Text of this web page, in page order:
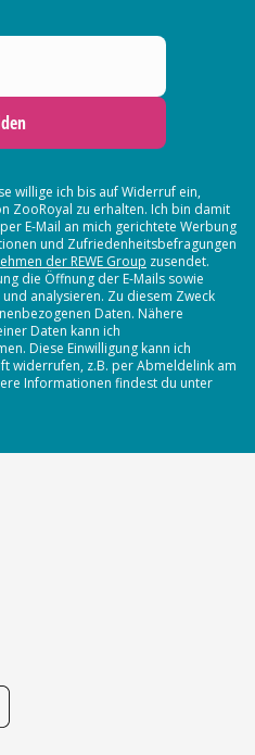
willige ich bis auf Widerruf ein,
ZooRoyal zu erhalten. Ich bin damit
E-Mail an mich gerichtete Werbung
und Zufriedenheitsbefragungen
der REWE Group zusendet.
die Öffnung der E-Mails sowie
analysieren. Zu diesem Zweck
Daten. Nähere
Daten kann ich
Diese Einwilligung kann ich
widerrufen, z.B. per Abmeldelink am
Informationen findest du unter